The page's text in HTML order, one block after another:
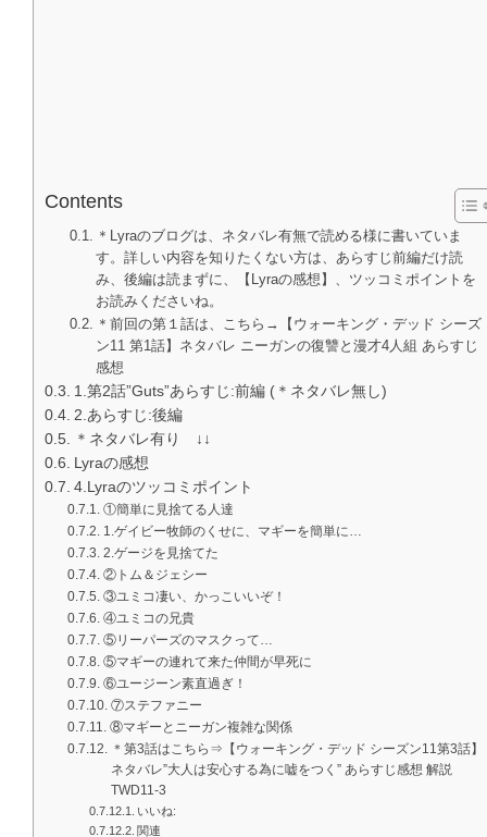
Contents
＊Lyraのブログは、ネタバレ有無で読める様に書いていま
す。詳しい内容を知りたくない方は、あらすじ前編だけ読
み、後編は読まずに、【Lyraの感想】、ツッコミポイントを
お読みくださいね。
＊前回の第１話は、こちら→【ウォーキング・デッド シーズ
ン11 第1話】ネタバレ ニーガンの復讐と漫才4人組 あらすじ
感想
1.第2話”Guts”あらすじ:前編 (＊ネタバレ無し)
2.あらすじ:後編
＊ネタバレ有り ↓↓
Lyraの感想
4.Lyraのツッコミポイント
①簡単に見捨てる人達
1.ゲイビー牧師のくせに、マギーを簡単に…
2.ゲージを見捨てた
②トム＆ジェシー
③ユミコ凄い、かっこいいぞ！
④ユミコの兄貴
⑤リーパーズのマスクって…
⑤マギーの連れて来た仲間が早死に
⑥ユージーン素直過ぎ！
⑦ステファニー
⑧マギーとニーガン複雑な関係
＊第3話はこちら⇒【ウォーキング・デッド シーズン11第3話】
ネタバレ”大人は安心する為に嘘をつく” あらすじ感想 解説
TWD11-3
いいね:
関連